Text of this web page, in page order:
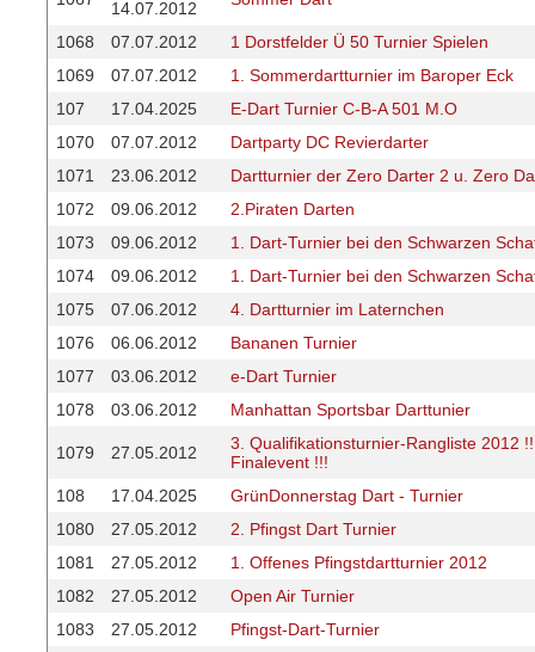
14.07.2012
1068 07.07.2012
1 Dorstfelder Ü 50 Turnier Spielen
1069
07.07.2012
1. Sommerdartturnier im Baroper Eck
107
17.04.2025
E-Dart Turnier C-B-A 501 M.O
1070
07.07.2012
Dartparty DC Revierdarter
1071
23.06.2012
Dartturnier der Zero Darter 2 u. Zero
1072
09.06.2012
2.Piraten Darten
1073
09.06.2012
1. Dart-Turnier bei den Schwarzen
1074
09.06.2012
1. Dart-Turnier bei den Schwarzen
1075
07.06.2012
4. Dartturnier im Laternchen
1076
06.06.2012
Bananen Turnier
1077
03.06.2012
e-Dart Turnier
1078
03.06.2012 Manhattan Sportsbar Darttunier
1079 27.05.2012
3. Qualifikationsturnier-Rangliste 2012
Finalevent !!!
108
17.04.2025
GrünDonnerstag Dart - Turnier
1080
27.05.2012
2. Pfingst Dart Turnier
1081
27.05.2012
1. Offenes Pfingstdartturnier 2012
1082
27.05.2012
Open Air Turnier
1083
27.05.2012 Pfingst-Dart-Turnier